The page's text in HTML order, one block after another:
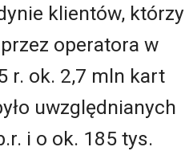
klientów, którzy
operatora w
r. ok. 2,7 mln kart
uwzględnianych
i o ok. 185 tys.